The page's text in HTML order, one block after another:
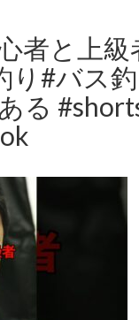
者と上
り#バス
る